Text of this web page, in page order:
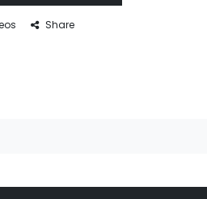
Share